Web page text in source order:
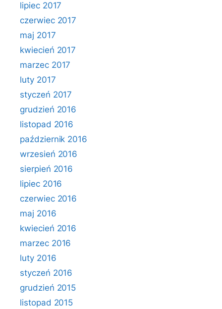
lipiec 2017
czerwiec 2017
maj 2017
kwiecień 2017
marzec 2017
luty 2017
styczeń 2017
grudzień 2016
listopad 2016
październik 2016
wrzesień 2016
sierpień 2016
lipiec 2016
czerwiec 2016
maj 2016
kwiecień 2016
marzec 2016
luty 2016
styczeń 2016
grudzień 2015
listopad 2015